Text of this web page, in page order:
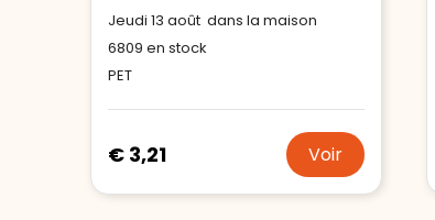
Jeudi 13 août dans la maison
6809 en stock
PET
€ 3,21 Voir